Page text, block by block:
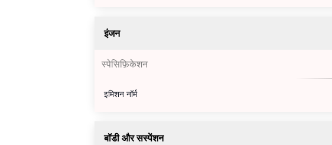
इंजन
स्पेसिफ़िकेशन
इमिशन नॉर्म
बॉडी और सस्पेंशन